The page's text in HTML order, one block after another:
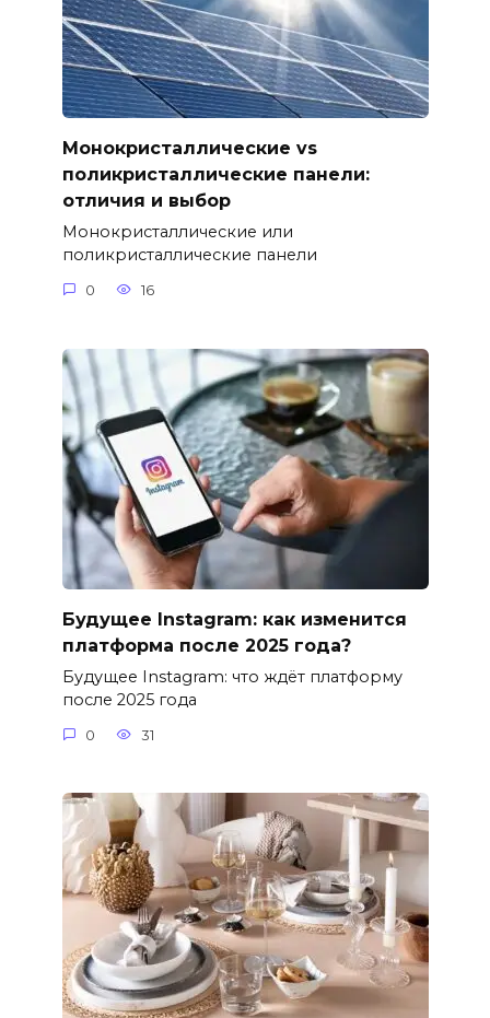
Монокристаллические vs
поликристаллические панели:
отличия и выбор
Монокристаллические или
поликристаллические панели
0 16
Будущее Instagram: как изменится
платформа после 2025 года?
Будущее Instagram: что ждёт платформу
после 2025 года
0 31